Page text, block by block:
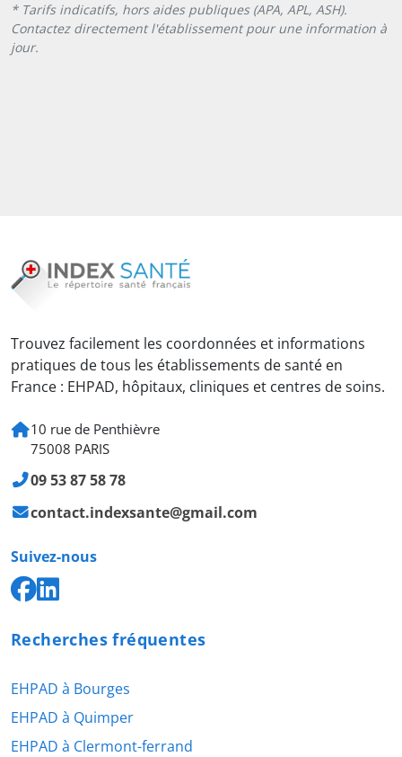
* Tarifs indicatifs, hors aides publiques (APA, APL, ASH).
Contactez directement l'établissement pour une information à
jour.
Trouvez facilement les coordonnées et informations
pratiques de tous les établissements de santé en
France : EHPAD, hôpitaux, cliniques et centres de soins.
10 rue de Penthièvre
75008 PARIS
09 53 87 58 78
contact.indexsante@gmail.com
Suivez-nous
Recherches fréquentes
EHPAD à Bourges
EHPAD à Quimper
EHPAD à Clermont-ferrand